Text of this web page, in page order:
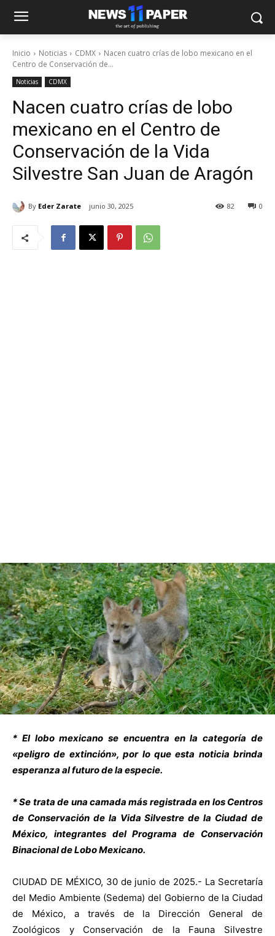
Inicio Noticias CDMX
Nacen cuatro crías de lobo mexicano en el
Centro de Conservación de...
Noticias CDMX
Nacen cuatro crías de lobo
mexicano en el Centro de
Conservación de la Vida
Silvestre San Juan de Aragón
By Eder Zarate junio 30, 2025 0
82
* El lobo mexicano se encuentra en la categoría de
«peligro de extinción», por lo que esta noticia brinda
esperanza al futuro de la especie.
* Se trata de una camada más registrada en los Centros
de Conservación de la Vida Silvestre de la Ciudad de
México, integrantes del Programa de Conservación
Binacional de Lobo Mexicano.
CIUDAD DE MÉXICO, 30 de junio de 2025.- La Secretaría
del Medio Ambiente (Sedema) del Gobierno de la Ciudad
de México, a través de la Dirección General de
Zoológicos y Conservación de la Fauna Silvestre